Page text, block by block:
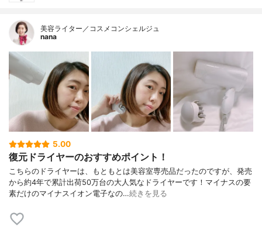
美容ライター／コスメコンシェルジュ
nana
5.00
復元ドライヤーのおすすめポイント！
こちらのドライヤーは、もともとは美容室専売品だったのですが、発売
から約4年で累計出荷50万台の大人気なドライヤーです！マイナスの要
素だけのマイナスイオン電子なの…続きを見る